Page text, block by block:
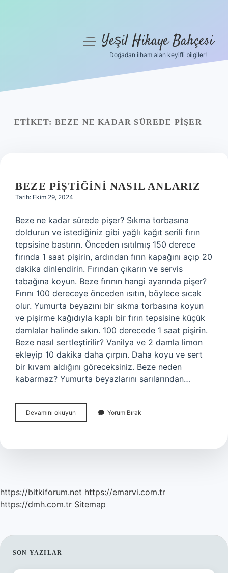
Yasal Uyarı
menüyüYeşil Hikaye Bahçesi
Doğadan ilham alan keyifli bilgiler!
ETIKET: BEZE NE KADAR SÜREDE PIŞER
BEZE PIŞTIĞINI NASIL ANLARIZ
Tarih: Ekim 29, 2024
Beze ne kadar sürede pişer? Sıkma torbasına
doldurun ve istediğiniz gibi yağlı kağıt serili fırın
tepsisine bastırın. Önceden ısıtılmış 150 derece
fırında 1 saat pişirin, ardından fırın kapağını açıp 20
dakika dinlendirin. Fırından çıkarın ve servis
tabağına koyun. Beze fırının hangi ayarında pişer?
Fırını 100 dereceye önceden ısıtın, böylece sıcak
olur. Yumurta beyazını bir sıkma torbasına koyun
ve pişirme kağıdıyla kaplı bir fırın tepsisine küçük
damlalar halinde sıkın. 100 derecede 1 saat pişirin.
Beze nasıl sertleştirilir? Vanilya ve 2 damla limon
ekleyip 10 dakika daha çırpın. Daha koyu ve sert
bir kıvam aldığını göreceksiniz. Beze neden
kabarmaz? Yumurta beyazlarını sarılarından…
Devamını okuyun
Piştiğini
Yorum Bırak
https://bitkiforum.net https://emarvi.com.tr
https://dmh.com.tr Sitemap
SIDEBAR
SON YAZILAR